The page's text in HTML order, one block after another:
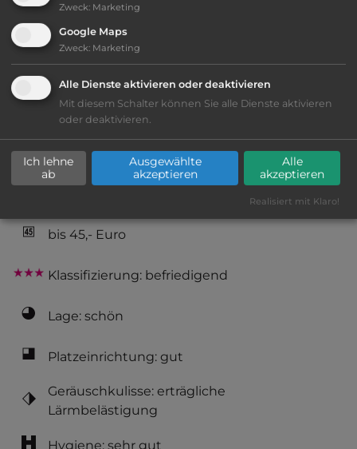
27.3. bis 11.10. / 4.12. bis 9.12. / 27.12. bis 3.1.
Telefon: 0043 662 660494
Ausstattung:
bis 45,- Euro
Klassifizierung: befriedigend
Lage: schön
Platzeinrichtung: gut
Geräuschkulisse: erträgliche
Lärmbelästigung
Hygiene: sehr gut
Zweck: Marketing
Google Maps
Zweck: Marketing
Alle Dienste aktivieren oder deaktivieren
Mit diesem Schalter können Sie alle Dienste aktivieren
oder deaktivieren.
Ich lehne
ab
Ausgewählte
akzeptieren
Alle
akzeptieren
Realisiert mit Klaro!